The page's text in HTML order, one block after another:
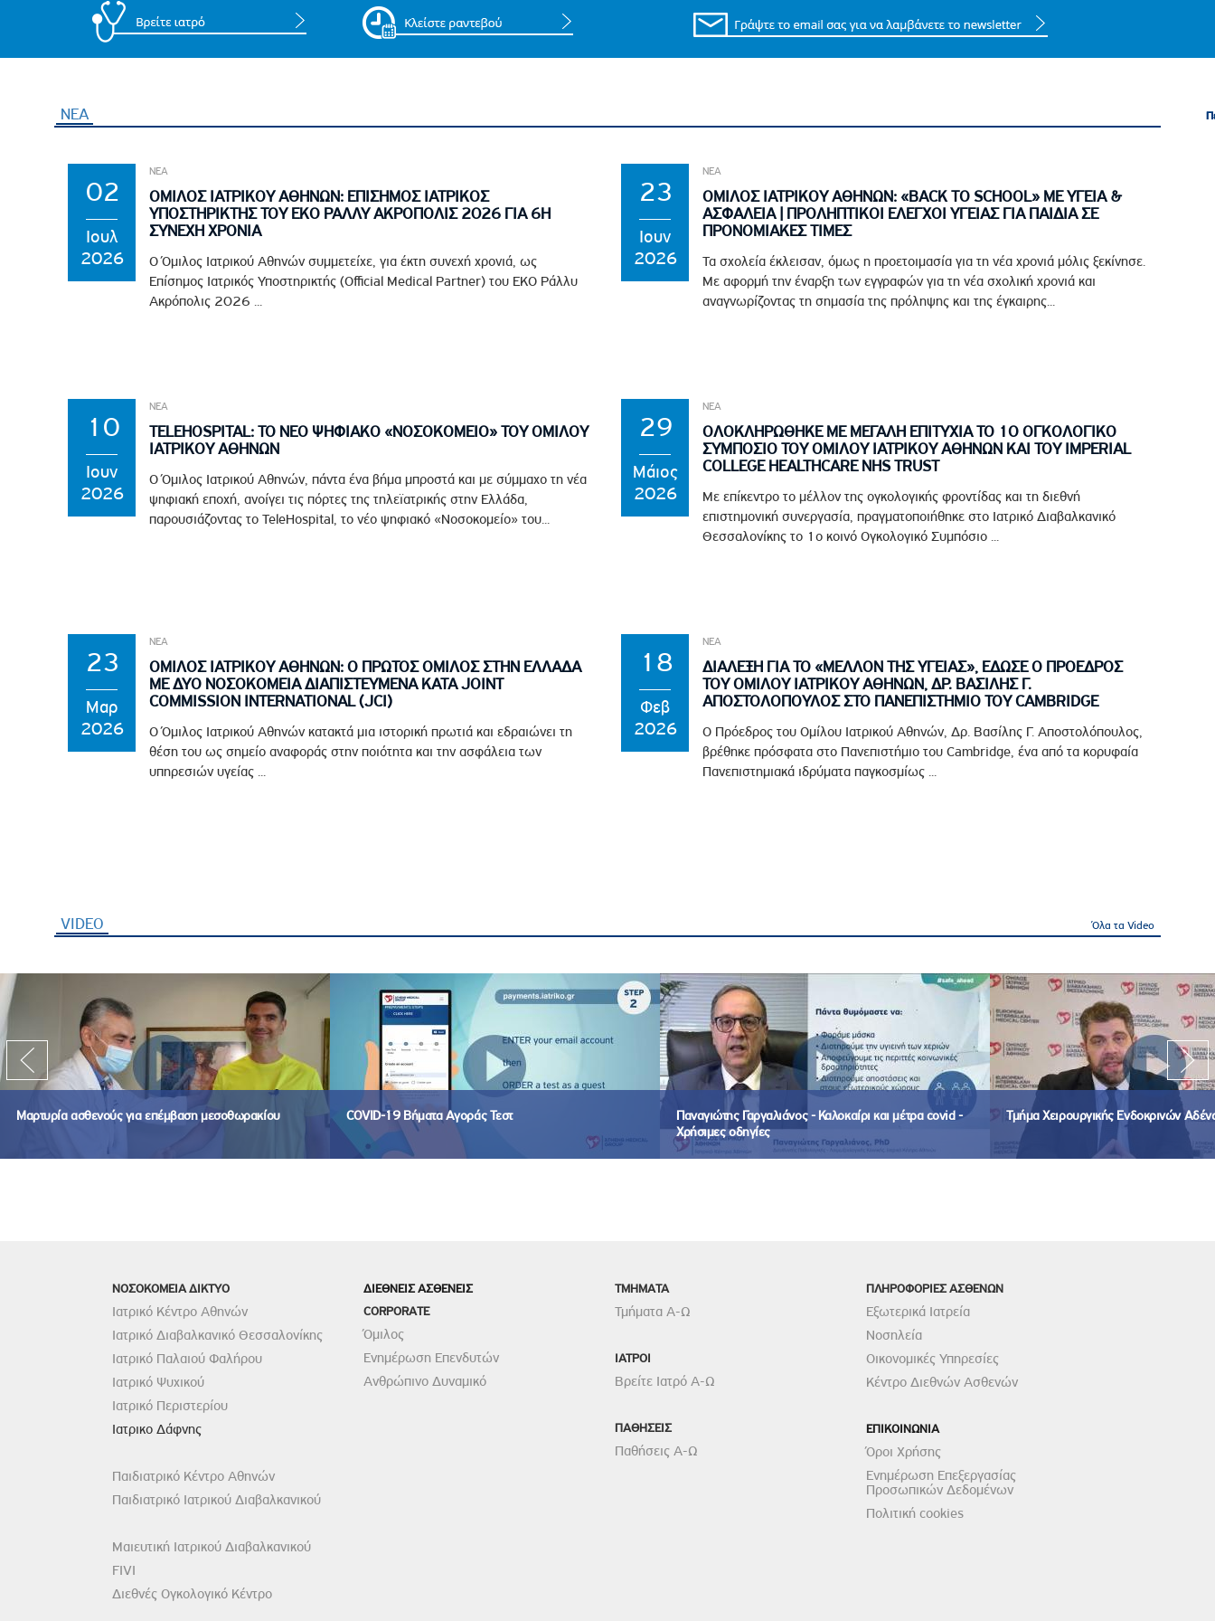
ΝΕΑ
02
Ιουλ
2026
ΝΕΑ
ΟΜΙΛΟΣ ΙΑΤΡΙΚΟΥ ΑΘΗΝΩΝ: ΕΠΙΣΗΜΟΣ ΙΑΤΡΙΚΟΣ
ΥΠΟΣΤΗΡΙΚΤΗΣ ΤΟΥ EKO ΡΑΛΛΥ ΑΚΡΟΠΟΛΙΣ 2026 ΓΙΑ 6Η
ΣΥΝΕΧΗ ΧΡΟΝΙΑ
Ο Όμιλος Ιατρικού Αθηνών συμμετείχε, για έκτη συνεχή χρονιά, ως
Επίσημος Ιατρικός Υποστηρικτής (Official Medical Partner) του EKO Ράλλυ
Ακρόπολις 2026 ...
23
Ιουν
2026
ΝΕΑ
ΟΜΙΛΟΣ ΙΑΤΡΙΚΟΥ ΑΘΗΝΩΝ: «BACK TO SCHOOL» ΜΕ ΥΓΕΙΑ &
ΑΣΦΑΛΕΙΑ | ΠΡΟΛΗΠΤΙΚΟΙ ΕΛΕΓΧΟΙ ΥΓΕΙΑΣ ΓΙΑ ΠΑΙΔΙΑ ΣΕ
ΠΡΟΝΟΜΙΑΚΕΣ ΤΙΜΕΣ
Τα σχολεία έκλεισαν, όμως η προετοιμασία για τη νέα χρονιά μόλις ξεκίνησε.
Με αφορμή την έναρξη των εγγραφών για τη νέα σχολική χρονιά και
αναγνωρίζοντας τη σημασία της πρόληψης και της έγκαιρης...
10
Ιουν
2026
ΝΕΑ
TELEHOSPITAL: ΤΟ ΝΕΟ ΨΗΦΙΑΚΟ «ΝΟΣΟΚΟΜΕΙΟ» ΤΟΥ ΟΜΙΛΟΥ
ΙΑΤΡΙΚΟΥ ΑΘΗΝΩΝ
Ο Όμιλος Ιατρικού Αθηνών, πάντα ένα βήμα μπροστά και με σύμμαχο τη νέα
ψηφιακή εποχή, ανοίγει τις πόρτες της τηλεϊατρικής στην Ελλάδα,
παρουσιάζοντας το TeleHospital, το νέο ψηφιακό «Νοσοκομείο» του...
29
Μάιος
2026
ΝΕΑ
ΟΛΟΚΛΗΡΩΘΗΚΕ ΜΕ ΜΕΓΑΛΗ ΕΠΙΤΥΧΙΑ ΤΟ 1Ο ΟΓΚΟΛΟΓΙΚΟ
ΣΥΜΠΟΣΙΟ ΤΟΥ ΟΜΙΛΟΥ ΙΑΤΡΙΚΟΥ ΑΘΗΝΩΝ ΚΑΙ ΤΟΥ IMPERIAL
COLLEGE HEALTHCARE NHS TRUST
Με επίκεντρο το μέλλον της ογκολογικής φροντίδας και τη διεθνή
επιστημονική συνεργασία, πραγματοποιήθηκε στο Ιατρικό Διαβαλκανικό
Θεσσαλονίκης το 1ο κοινό Ογκολογικό Συμπόσιο ...
23
Μαρ
2026
ΝΕΑ
ΟΜΙΛΟΣ ΙΑΤΡΙΚΟΥ ΑΘΗΝΩΝ: Ο ΠΡΩΤΟΣ ΟΜΙΛΟΣ ΣΤΗΝ ΕΛΛΑΔΑ
ΜΕ ΔΥΟ ΝΟΣΟΚΟΜΕΙΑ ΔΙΑΠΙΣΤΕΥΜΕΝΑ ΚΑΤΑ JOINT
COMMISSION INTERNATIONAL (JCI)
Ο Όμιλος Ιατρικού Αθηνών κατακτά μια ιστορική πρωτιά και εδραιώνει τη
θέση του ως σημείο αναφοράς στην ποιότητα και την ασφάλεια των
υπηρεσιών υγείας ...
18
Φεβ
2026
ΝΕΑ
ΔΙΑΛΕΞΗ ΓΙΑ ΤΟ «ΜΕΛΛΟΝ ΤΗΣ ΥΓΕΙΑΣ», ΕΔΩΣΕ Ο ΠΡΟΕΔΡΟΣ
ΤΟΥ ΟΜΙΛΟΥ ΙΑΤΡΙΚΟΥ ΑΘΗΝΩΝ, ΔΡ. ΒΑΣΙΛΗΣ Γ.
ΑΠΟΣΤΟΛΟΠΟΥΛΟΣ ΣΤΟ ΠΑΝΕΠΙΣΤΗΜΙΟ ΤΟΥ CAMBRIDGE
Ο Πρόεδρος του Ομίλου Ιατρικού Αθηνών, Δρ. Βασίλης Γ. Αποστολόπουλος,
βρέθηκε πρόσφατα στο Πανεπιστήμιο του Cambridge, ένα από τα κορυφαία
Πανεπιστημιακά ιδρύματα παγκοσμίως ...
VIDEO Όλα τα Video
Μαρτυρία ασθενούς για επέμβαση μεσοθωρακίου COVID-19 Βήματα Αγοράς Τεστ
Παναγιώτης Γαργαλιάνος - Καλοκαίρι και μέτρα covid -
Χρήσιμες οδηγίες
Τμήμα Χειρουργικής Ενδοκρινών
ΝΟΣΟΚΟΜΕΙΑ ΔΙΚΤΥΟ
Ιατρικό Κέντρο Αθηνών
Ιατρικό Διαβαλκανικό Θεσσαλονίκης
Ιατρικό Παλαιού Φαλήρου
Ιατρικό Ψυχικού
Ιατρικό Περιστερίου
Ιατρικο Δάφνης
Παιδιατρικό Κέντρο Αθηνών
Παιδιατρικό Ιατρικού Διαβαλκανικού
Μαιευτική Ιατρικού Διαβαλκανικού
FIVI
Διεθνές Ογκολογικό Κέντρο
ΔΙΕΘΝΕΙΣ ΑΣΘΕΝΕΙΣ
CORPORATE
Όμιλος
Ενημέρωση Επενδυτών
Ανθρώπινο Δυναμικό
TMHMATA
Τμήματα Α-Ω
ΙΑΤΡΟΙ
Βρείτε Ιατρό Α-Ω
ΠΑΘΗΣΕΙΣ
Παθήσεις Α-Ω
ΠΛΗΡΟΦΟΡΙΕΣ ΑΣΘΕΝΩΝ
Εξωτερικά Ιατρεία
Νοσηλεία
Οικονομικές Υπηρεσίες
Κέντρο Διεθνών Ασθενών
ΕΠΙΚΟΙΝΩΝΙΑ
Όροι Χρήσης
Ενημέρωση Επεξεργασίας
Προσωπικών Δεδομένων
Πολιτική cookies